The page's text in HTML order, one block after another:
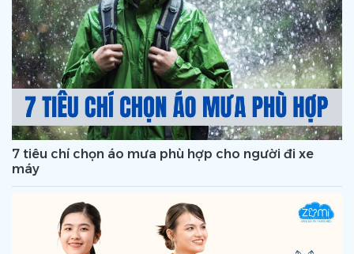
7 tiêu chí chọn áo mưa phù hợp cho người đi xe
máy